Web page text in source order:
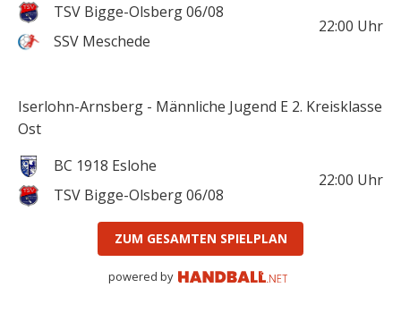
TSV Bigge-Olsberg 06/08
SSV Meschede
22:00 Uhr
Iserlohn-Arnsberg - Männliche Jugend E 2. Kreisklasse
Ost
BC 1918 Eslohe
TSV Bigge-Olsberg 06/08
22:00 Uhr
ZUM GESAMTEN SPIELPLAN
powered by